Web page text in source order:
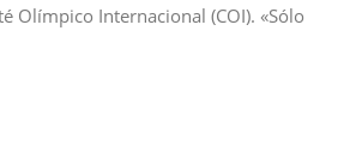
Olímpico Internacional (COI). «Sólo